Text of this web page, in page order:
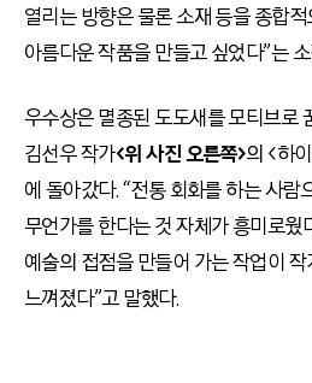
열리는 방향은 물론 소재 등을 종합
아름다운 작품을 만들고 싶었다”는
우수상은 멸종된 도도새를 모티브로
김선우 작가<위 사진 오른쪽>의 <하
에 돌아갔다. “전통 회화를 하는 사람
무언가를 한다는 것 자체가 흥미로웠
예술의 접점을 만들어 가는 작업이 작
느껴졌다”고 말했다.